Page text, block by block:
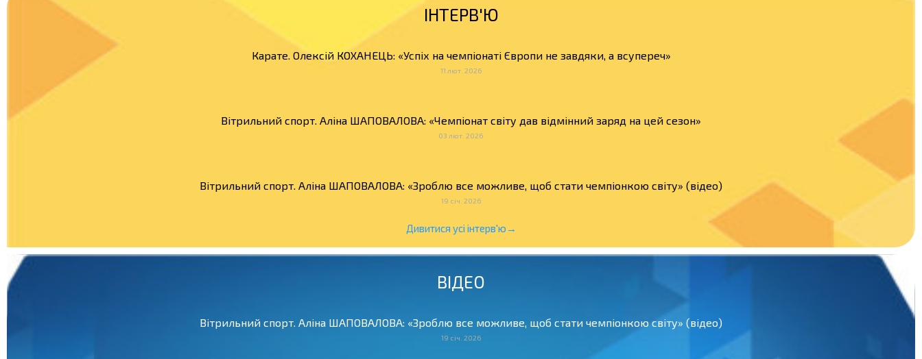
ІНТЕРВ'Ю
Карате. Олексій КОХАНЕЦЬ: «Успіх на чемпіонаті Європи не завдяки, а всупереч»
11 лют. 2026
Вітрильний спорт. Аліна ШАПОВАЛОВА: «Чемпіонат світу дав відмінний заряд на цей сезон»
03 лют. 2026
Вітрильний спорт. Аліна ШАПОВАЛОВА: «Зроблю все можливе, щоб стати чемпіонкою світу» (відео)
19 січ. 2026
Дивитися усі інтерв'ю→
ВІДЕО
Вітрильний спорт. Аліна ШАПОВАЛОВА: «Зроблю все можливе, щоб стати чемпіонкою світу» (відео)
19 січ. 2026